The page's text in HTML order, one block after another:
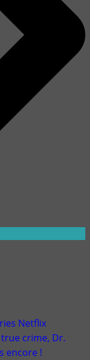
Netflix
crime, Dr.
encore !